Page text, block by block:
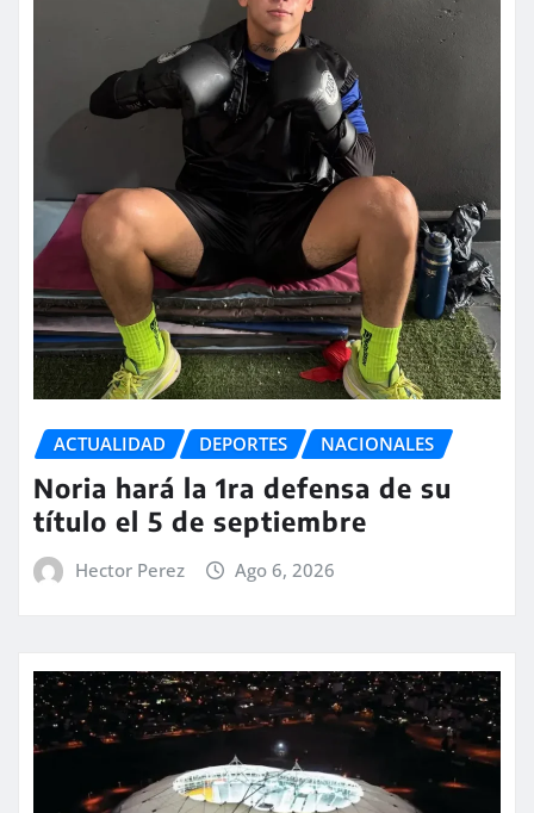
ACTUALIDAD DEPORTES NACIONALES
Noria hará la 1ra defensa de su
título el 5 de septiembre
Hector Perez Ago 6, 2026